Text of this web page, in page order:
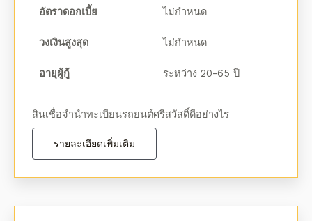
อัตราดอกเบี้ย ไม่กำหนด
วงเงินสูงสุด ไม่กำหนด
อายุผู้กู้ ระหว่าง 20-65 ปี
สินเชื่อจํานําทะเบียนรถยนต์ศรีสวัสดิ์ดีอย่างไร
รายละเอียดเพิ่มเติม